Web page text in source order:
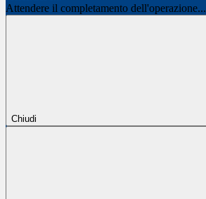
Attendere il completamento dell'operazione...
Chiudi